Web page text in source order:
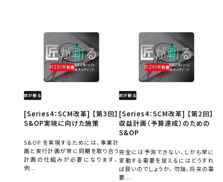
BIZXIM製番
匠が斬る
[Series4：SCM改革] 【第3回】
S&OP実現に向けた施策
S&OP を実現するためには、事業計
画と実行計画が常に同期を取り合う
計画の仕組みが必要になります。
例...
BIZXIM製番
匠が斬る
[Series4：SCM改革] 【第2回】
収益計画（予算達成）のための
S&OP
完全には予測できない、しかも常に
変動する需要を捉えるにはどうすれ
ば良いのでしょうか。勿論、将来の需
要...